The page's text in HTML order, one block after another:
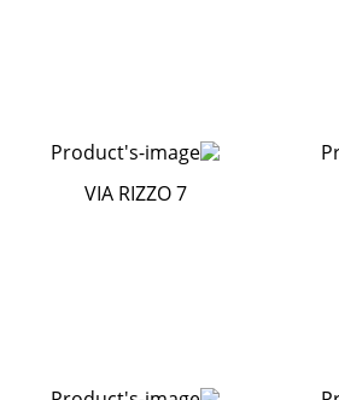
VIA RIZZO 7